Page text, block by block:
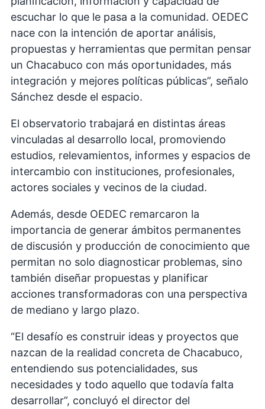
escuchar lo que le pasa a la comunidad. OEDEC
nace con la intención de aportar análisis,
propuestas y herramientas que permitan pensar
un Chacabuco con más oportunidades, más
integración y mejores políticas públicas”, señalo
Sánchez desde el espacio.
El observatorio trabajará en distintas áreas
vinculadas al desarrollo local, promoviendo
estudios, relevamientos, informes y espacios de
intercambio con instituciones, profesionales,
actores sociales y vecinos de la ciudad.
Además, desde OEDEC remarcaron la
importancia de generar ámbitos permanentes
de discusión y producción de conocimiento que
permitan no solo diagnosticar problemas, sino
también diseñar propuestas y planificar
acciones transformadoras con una perspectiva
de mediano y largo plazo.
“El desafío es construir ideas y proyectos que
nazcan de la realidad concreta de Chacabuco,
entendiendo sus potencialidades, sus
necesidades y todo aquello que todavía falta
desarrollar”, concluyó el director del